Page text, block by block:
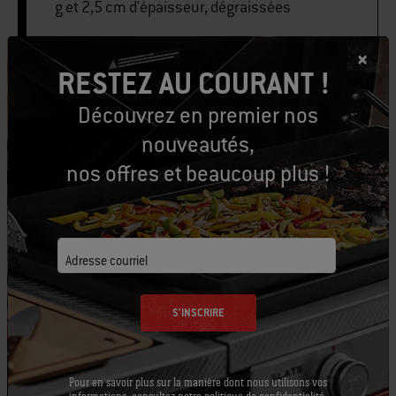
g et 2,5 cm d'épaisseur, dégraissées
IMPRIMER CETTE LISTE
Équipons-nous
Outils conseillés
Pinceau à
badigeonner
Tablier - Noir
Afficher
RESTEZ AU COURANT !
Découvrez en premier nos
nouveautés,
nos offres et beaucoup plus !
Adresse courriel
S'INSCRIRE
Pour en savoir plus sur la manière dont nous utilisons vos